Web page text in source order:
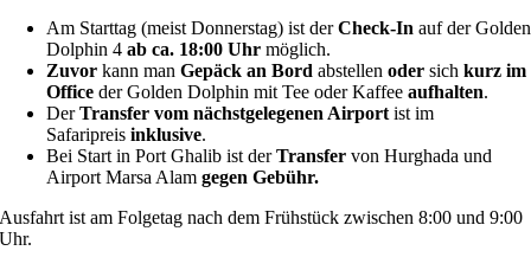
Am Starttag (meist Donnerstag) ist derCheck-In auf der Golden
Dolphin 4ab ca. 18:00 Uhr möglich.
Zuvor kann manGepäck an Bord abstellenoder sichkurz im
Office der Golden Dolphin mit Tee oder Kaffeeaufhalten.
DerTransfer vom nächstgelegenen Airport ist im
Safaripreisinklusive.
Bei Start in Port Ghalib ist derTransfer von Hurghada und
Airport Marsa Alamgegen Gebühr.
Ausfahrt ist am Folgetag nach dem Frühstück zwischen 8:00 und 9:00
Uhr.